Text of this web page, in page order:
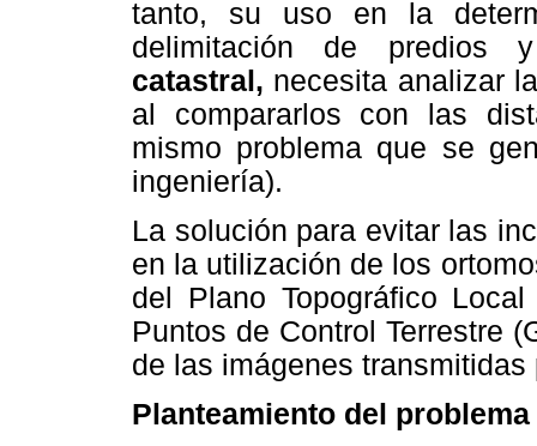
tanto, su uso en la
delimitación de predios
catastral, necesita analizar
al compararlos con las
mismo problema que se
ingeniería).
La solución para evitar las
en la utilización de los
del Plano Topográfico
Puntos de Control Terrestre
de las imágenes
Planteamiento del problema